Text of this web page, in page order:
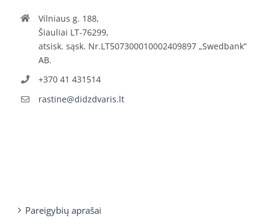
Vilniaus g. 188,
Šiauliai LT-76299,
atsisk. sąsk. Nr.LT507300010002409897 „Swedbank“
AB.
+370 41 431514
rastine@didzdvaris.lt
Pareigybių aprašai